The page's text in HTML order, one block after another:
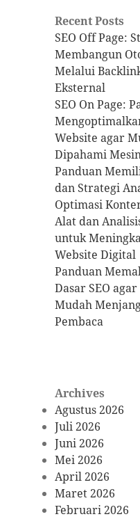
Situs
Recent Posts
SEO Off Page:
Membangun
Melalui
Eksternal
SEO On Page:
Website agar
Dipahami
Panduan
dan Strategi
Optimasi
Alat dan
untuk
Website Digital
Panduan
Dasar SEO
Mudah
Pembaca
Archives
Agustus 2026
Juli 2026
Juni 2026
Mei 2026
April 2026
Maret 2026
Februari 2026